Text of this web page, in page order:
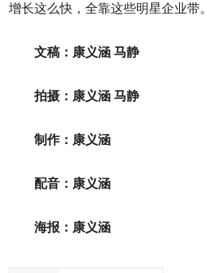
增长这么快，全靠这些明星企业带。
文稿：康义涵 马静
拍摄：康义涵 马静
制作：康义涵
配音：康义涵
海报：康义涵